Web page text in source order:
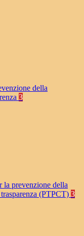
della
3
la prevenzione della
(PTPCT) 3